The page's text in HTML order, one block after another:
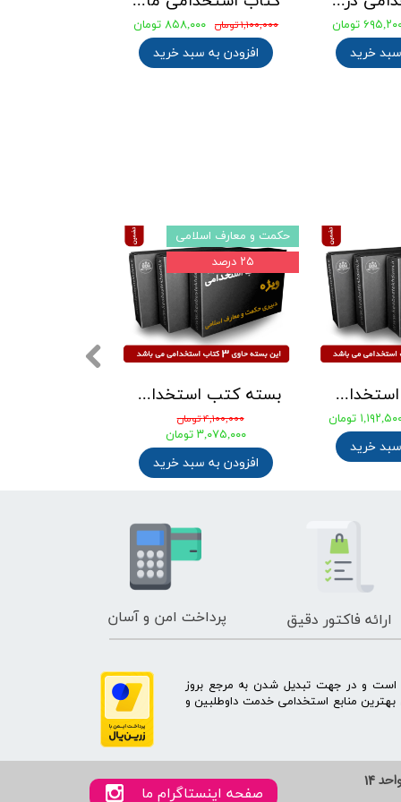
۱,۳۰۰,۰۰۰ تومان
افزودن به سبد خرید
۳,۰۰۰,۰۰۰ تومان
۲,۳۴۰,۰۰۰ تومان
افزودن به سبد خرید
بسته کتب ویژه استخدامی آموزگار ابتدایی نشر چهارخونه بر اساس آخرین تغییرات 1405
۴,۲۶۰,۰۰۰ تومان
۳,۳۲۲,۸۰۰ تومان
افزودن به سبد خرید
بسته تضمینی
بسته کتب استخدامی هنرآموز حسابداری آزمون آموزش و پرورش 1405 نشر چهارخونه
ارائه فاکتور دقیق پرداخت امن و آسان
است و در جهت تبدیل شدن به مرجع بروز
منابع استخدامی خدمت داوطلبین و
صفحه اینستاگرام ما